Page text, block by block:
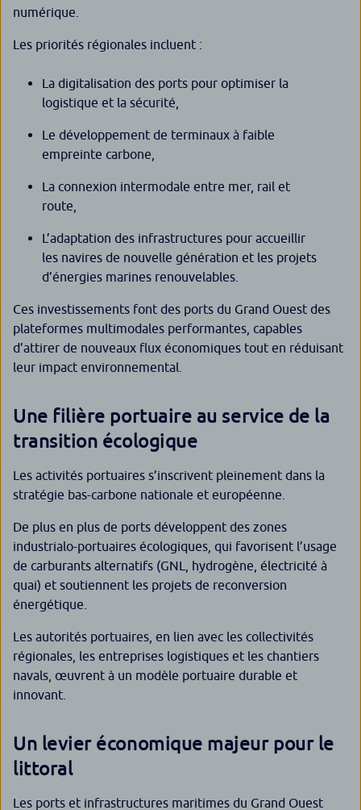
numérique.
Les priorités régionales incluent :
La digitalisation des ports pour optimiser la
logistique et la sécurité,
Le développement de terminaux à faible
empreinte carbone,
La connexion intermodale entre mer, rail et
route,
L’adaptation des infrastructures pour accueillir
les navires de nouvelle génération et les projets
d’énergies marines renouvelables.
Ces investissements font des ports du Grand Ouest des
plateformes multimodales performantes, capables
d’attirer de nouveaux flux économiques tout en réduisant
leur impact environnemental.
Une filière portuaire au service de la
transition écologique
Les activités portuaires s’inscrivent pleinement dans la
stratégie bas-carbone nationale et européenne.
De plus en plus de ports développent des zones
industrialo-portuaires écologiques, qui favorisent l’usage
de carburants alternatifs (GNL, hydrogène, électricité à
quai) et soutiennent les projets de reconversion
énergétique.
Les autorités portuaires, en lien avec les collectivités
régionales, les entreprises logistiques et les chantiers
navals, œuvrent à un modèle portuaire durable et
innovant.
Un levier économique majeur pour le
littoral
Les ports et infrastructures maritimes du Grand Ouest